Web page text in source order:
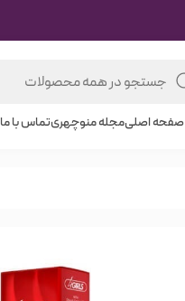
صفحه اصلیمجله منوچهریتماس با ما